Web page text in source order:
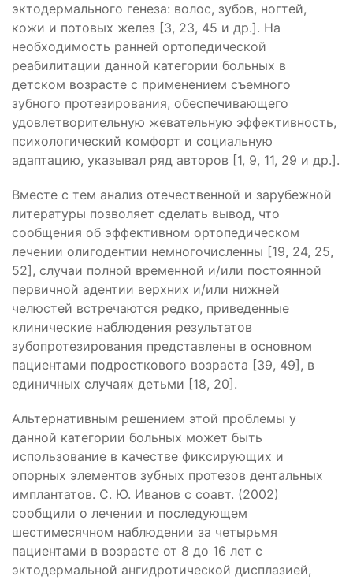
эктодермального генеза: волос, зубов, ногтей,
кожи и потовых желез [3, 23, 45 и др.]. На
необходимость ранней ортопедической
реабилитации данной категории больных в
детском возрасте с применением съемного
зубного протезирования, обеспечивающего
удовлетворительную жевательную эффективность,
психологический комфорт и социальную
адаптацию, указывал ряд авторов [1, 9, 11, 29 и др.].
Вместе с тем анализ отечественной и зарубежной
литературы позволяет сделать вывод, что
сообщения об эффективном ортопедическом
лечении олигодентии немногочисленны [19, 24, 25,
52], случаи полной временной и/или постоянной
первичной адентии верхних и/или нижней
челюстей встречаются редко, приведенные
клинические наблюдения результатов
зубопротезирования представлены в основном
пациентами подросткового возраста [39, 49], в
единичных случаях детьми [18, 20].
Альтернативным решением этой проблемы у
данной категории больных может быть
использование в качестве фиксирующих и
опорных элементов зубных протезов дентальных
имплантатов. С. Ю. Иванов с соавт. (2002)
сообщили о лечении и последующем
шестимесячном наблюдении за четырьмя
пациентами в возрасте от 8 до 16 лет с
эктодермальной ангидротической дисплазией,